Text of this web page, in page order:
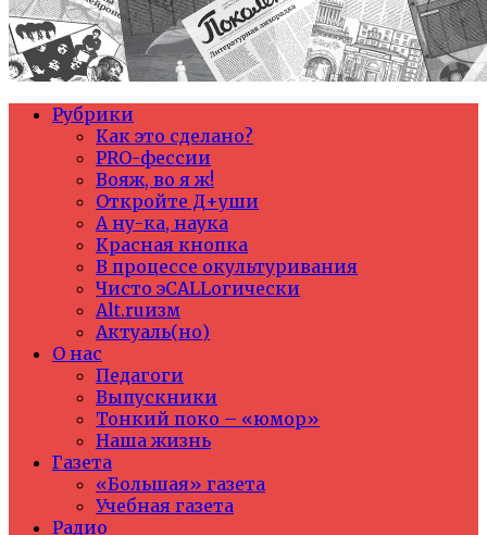
Рубрики
Как это сделано?
PRO-фессии
Вояж, во я ж!
Откройте Д+уши
А ну-ка, наука
Красная кнопка
В процессе окультуривания
Чисто эCALLогически
Alt.ruизм
Актуаль(но)
О нас
Педагоги
Выпускники
Тонкий поко – «юмор»
Наша жизнь
Газета
«Большая» газета
Учебная газета
Радио